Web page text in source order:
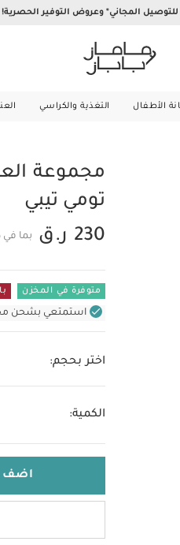
المجاني* وعروض التوفير الحصرية!
الأطفال التغذية والكراسي
مجموعة
تومي تيبي
230 ر.ق
بما في
متوفرة في المخزن
استمتعي بشحن مجاني
اختر بحجم:
الكمية:
اضف